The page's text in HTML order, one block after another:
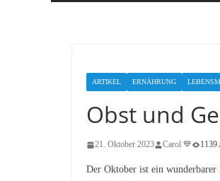
ARTIKEL ERNÄHRUNG
Obst und
21. Oktober 2023 Carol 💙 1139
Der Oktober ist ein